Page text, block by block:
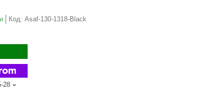
Код: Asaf-130-1318-Black
28